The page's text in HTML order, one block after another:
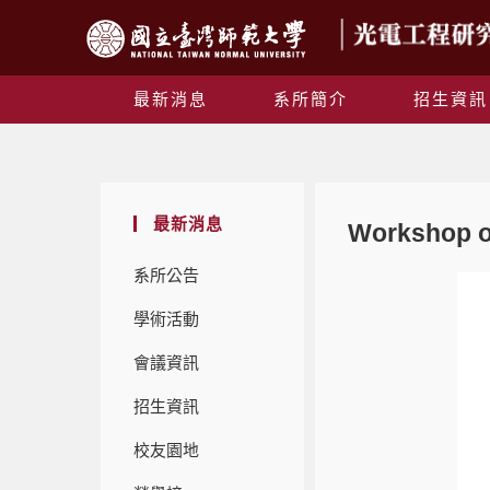
最新消息 系所簡介 招生資訊
最新消息
系所公告
學術活動
會議資訊
招生資訊
校友園地
Workshop